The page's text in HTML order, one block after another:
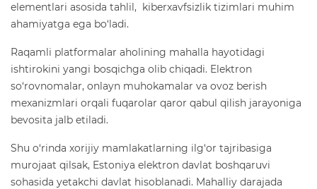
elementlari asosida tahlil, kiberxavfsizlik tizimlari muhim
ahamiyatga ega bo‘ladi.
Raqamli platformalar aholining mahalla hayotidagi
ishtirokini yangi bosqichga olib chiqadi. Elektron
so‘rovnomalar, onlayn muhokamalar va ovoz berish
mexanizmlari orqali fuqarolar qaror qabul qilish jarayoniga
bevosita jalb etiladi.
Shu o‘rinda xorijiy mamlakatlarning ilg‘or tajribasiga
murojaat qilsak, Estoniya elektron davlat boshqaruvi
sohasida yetakchi davlat hisoblanadi. Mahalliy darajada